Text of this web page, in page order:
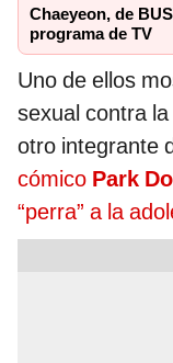
Chaeyeon, de
programa de TV
Uno de ellos
sexual contra
otro integrante
cómico Park
“perra” a la